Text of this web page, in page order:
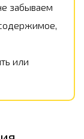
забываем
или